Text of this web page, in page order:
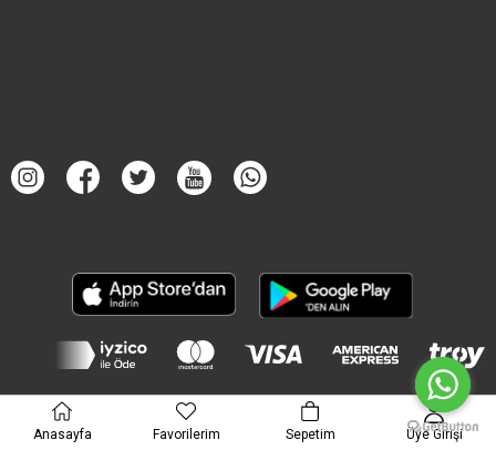
Anasayfa Favorilerim Sepetim Üye Girişi